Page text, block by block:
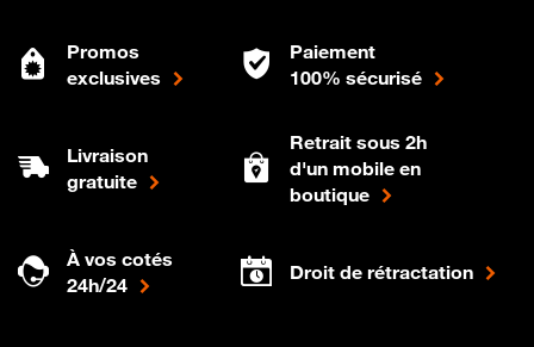
Promos
exclusives
Paiement
100% sécurisé
Livraison
gratuite
Retrait sous 2h
d'un mobile en
boutique
À vos cotés
24h/24
Droit de rétractation